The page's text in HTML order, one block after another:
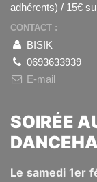
adhérents) / 15€
CONTACT :
BISIK
0693633939
E-mail
SOIRÉE
Le samedi 1er